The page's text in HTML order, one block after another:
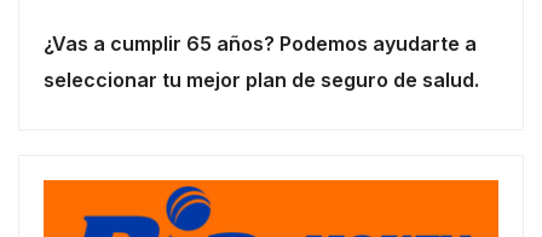
¿Vas a cumplir 65 años? Podemos ayudarte a
seleccionar tu mejor plan de seguro de salud.